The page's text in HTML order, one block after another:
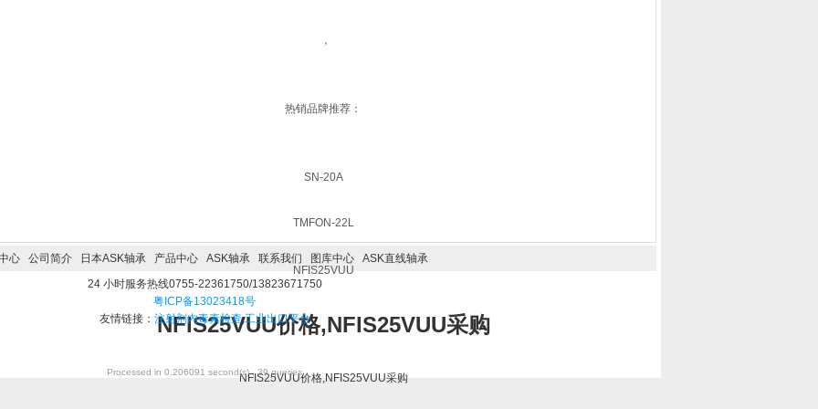
，
热销品牌推荐：
SN-20A
TMFON-22L
NFIS25VUU
NFIS25VUU价格,NFIS25VUU采购
NFIS25VUU价格,NFIS25VUU采购
心 公司简介 日本ASK轴承 产品中心 ASK轴承 联系我们 图库中心
ASK直线轴承
24 小时服务热线0755-22361750/13823671750
粤ICP备13023418号
友情链接： 注射剂内毒素检查,工业出口平台
Processed in 0.206091 second(s) , 39 queries